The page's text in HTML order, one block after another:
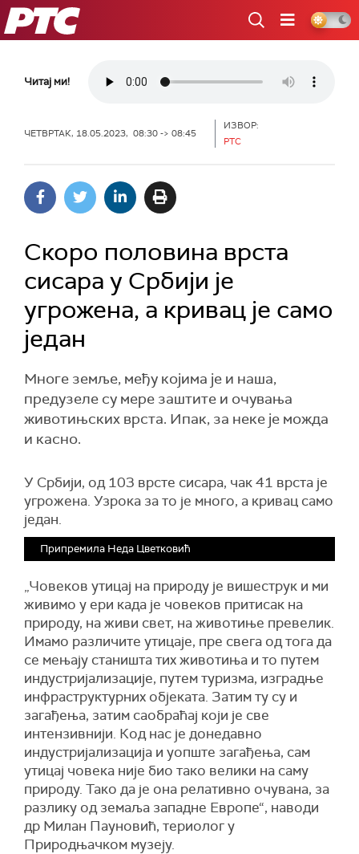
РТС
Читај ми!
ЧЕТВРТАК, 18.05.2023, 08:30 -> 08:45
ИЗВОР:
РТС
Скоро половина врста
сисара у Србији је
угрожена, а кривац је само
један
Многе земље, међу којима је и наша,
предузеле су мере заштите и очувања
животињских врста. Ипак, за неке је можда
и касно.
У Србији, од 103 врсте сисара, чак 41 врста је
угрожена. Узрока за то је много, а кривац само
један.
Припремила Неда Цветковић
„Човеков утицај на природу је вишеструк и ми
живимо у ери када је човеков притисак на
природу, на живи свет, на животиње превелик.
Имамо различите утицаје, пре свега од тога да
се мењају станишта тих животиња и то путем
индустријализације, путем туризма, изградње
инфраструктурних објеката. Затим ту су и
загађења, затим саобраћај који је све
интензивнији. Код нас је донедавно
индустријализација и уопште загађења, сам
утицај човека није био тако велики на саму
природу. Тако да је она релативно очувана, за
разлику од земаља западне Европе“, наводи
др Милан Пауновић, териолог у
Природњачком музеју.